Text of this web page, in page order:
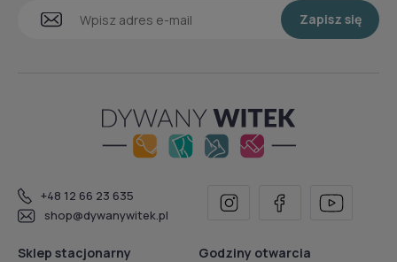
Zapisz się
+48 12 66 23 635
shop@dywanywitek.pl
Sklep stacjonarny Godziny otwarcia